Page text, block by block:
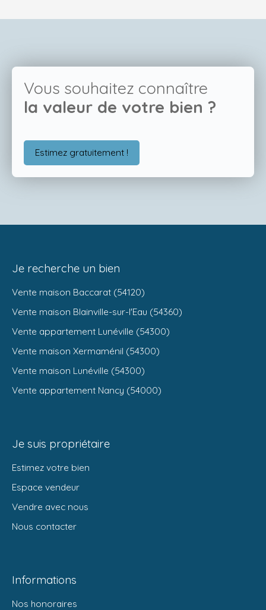
Vous souhaitez connaître
la valeur de votre bien ?
Estimez gratuitement !
Je recherche un bien
Vente maison Baccarat (54120)
Vente maison Blainville-sur-l'Eau (54360)
Vente appartement Lunéville (54300)
Vente maison Xermaménil (54300)
Vente maison Lunéville (54300)
Vente appartement Nancy (54000)
Je suis propriétaire
Estimez votre bien
Espace vendeur
Vendre avec nous
Nous contacter
Informations
Nos honoraires